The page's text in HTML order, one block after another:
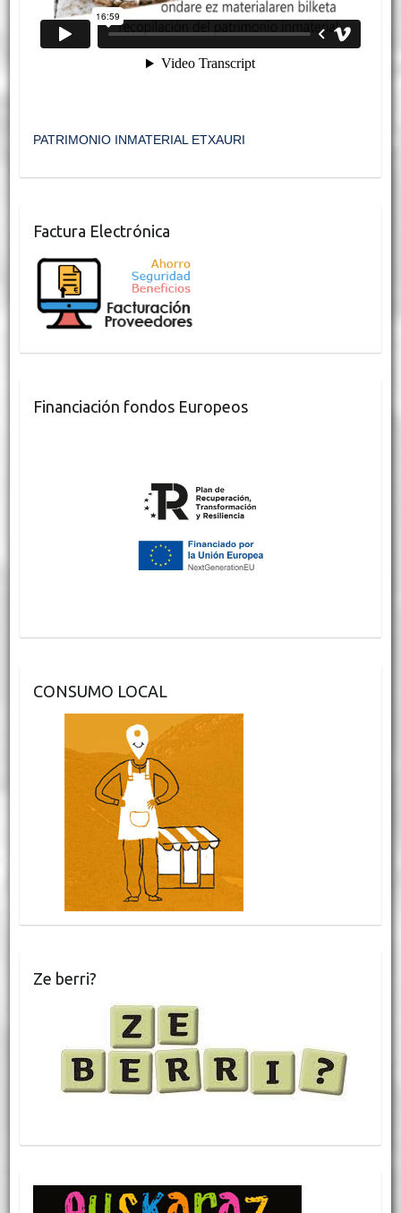
PATRIMONIO INMATERIAL ETXAURI
Factura Electrónica
Financiación fondos Europeos
CONSUMO LOCAL
Ze berri?